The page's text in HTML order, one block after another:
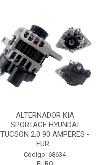
ALTERNADOR KIA
SPORTAGE HYUNDAI
TUCSON 2.0 90 AMPERES -
EUR...
Código: 68634